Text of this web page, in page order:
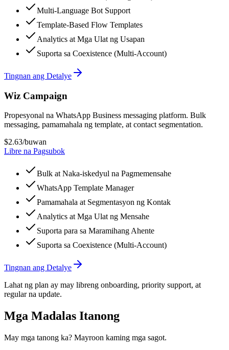
Multi-Language Bot Support
Template-Based Flow Templates
Analytics at Mga Ulat ng Usapan
Suporta sa Coexistence (Multi-Account)
Tingnan ang Detalye
Wiz Campaign
Propesyonal na WhatsApp Business messaging platform. Bulk
messaging, pamamahala ng template, at contact segmentation.
$2.63/buwan
Libre na Pagsubok
Bulk at Naka-iskedyul na Pagmemensahe
WhatsApp Template Manager
Pamamahala at Segmentasyon ng Kontak
Analytics at Mga Ulat ng Mensahe
Suporta para sa Maramihang Ahente
Suporta sa Coexistence (Multi-Account)
Tingnan ang Detalye
Lahat ng plan ay may libreng onboarding, priority support, at
regular na update.
Mga Madalas Itanong
May mga tanong ka? Mayroon kaming mga sagot.